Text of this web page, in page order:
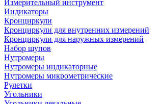
Измерительный инструмент
Индикаторы
Кронциркули
Кронциркули для внутренних измерений
Кронциркули для наружных измерений
Набор щупов
Нутромеры
Нутромеры индикаторные
Нутромеры микрометрические
Рулетки
Угольники